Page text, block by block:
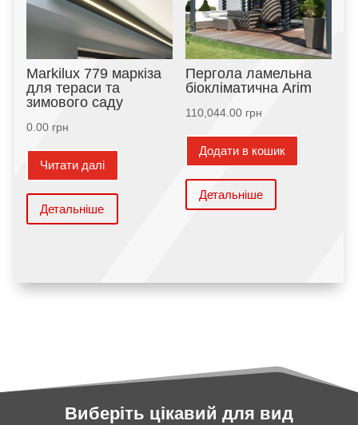
Markilux 779 маркіза
для тераси та
зимового саду
0.00грн
Читати далі
Детальніше
Пергола ламельна
біокліматична Arim
110,044.00грн
Додати в кошик
Детальніше
Виберіть цікавий для вид